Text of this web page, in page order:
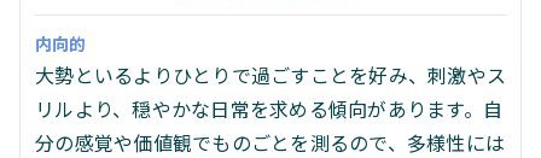
内向的
大勢といるよりひとりで過ごすことを好み、刺激やス
リルより、穏やかな日常を求める傾向があります。自
分の感覚や価値観でものごとを測るので、多様性には